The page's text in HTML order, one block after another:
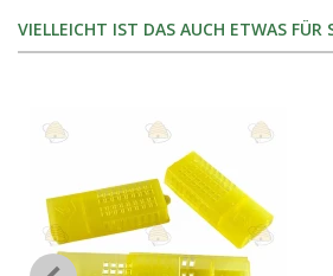
VIELLEICHT IST DAS AUCH ETWAS FÜR